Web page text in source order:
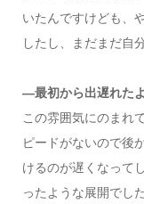
いたんですけども、
したし、まだまだ自
―最初から出遅れた
この雰囲気にのまれ
ピードがないので後
けるのが遅くなって
ったような展開でした